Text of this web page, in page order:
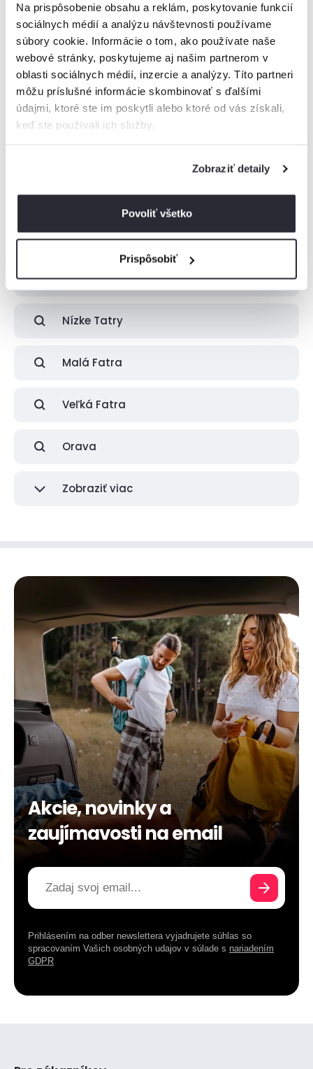
Na prispôsobenie obsahu a reklám, poskytovanie funkcií
sociálnych médií a analýzu návštevnosti používame
súbory cookie. Informácie o tom, ako používate naše
webové stránky, poskytujeme aj našim partnerom v
oblasti sociálnych médií, inzercie a analýzy. Títo partneri
môžu príslušné informácie skombinovať s ďalšími
údajmi, ktoré ste im poskytli alebo ktoré od vás získali,
keď ste používali ich služby.
Zobraziť detaily
Povoliť všetko
Prispôsobiť
od62€ / noc
najbližšom okolí.
Vysoké Tatry
Nízke Tatry
Malá Fatra
Veľká Fatra
Orava
Zobraziť viac
Akcie, novinky a
zaujímavosti na email
Prihlásením na odber newslettera vyjadrujete súhlas so
spracovaním Vašich osobných udajov v súlade s nariadením
GDPR